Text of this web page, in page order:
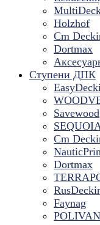
Holzhof
Cm
Dortmax
Ступени ДПК
Savewood
Cm
Dortmax
Faynag